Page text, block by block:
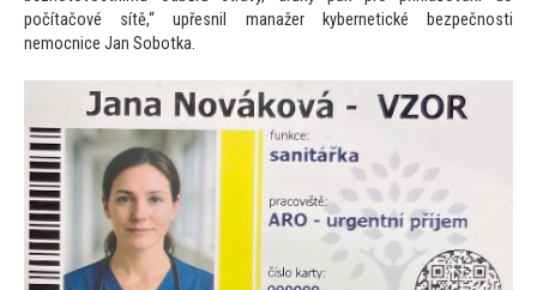
počítačové sítě,“ upřesnil manažer kybernetické bezpečnosti
nemocnice Jan Sobotka.